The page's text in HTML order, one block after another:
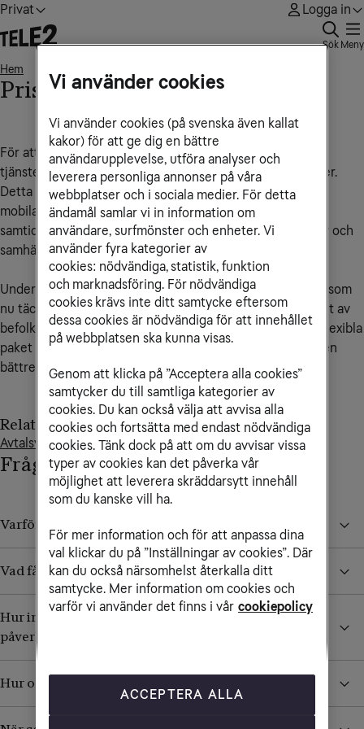
Privat Logga in
Sök Meny
Hem
Prisjustering
För att vi ska kunna fortsätta ge dig de bästa nät- och
tjänsteupplevelserna behöver vi årligen justera våra priser.
Detta gör det möjligt för oss att investera i våra fasta och
mobila nät, utveckla nya tjänster och förbättra servicen,
samtidigt som vi anpassar oss till förändringar i kostnader och
samhällsekonomi.
Under året har vi bland annat byggt ut vårt 5G-mobilnät, som
nu täcker 90 procent av Sveriges yta och når 99,9 procent av
befolkningen. Vi har även utökat vårt tv-utbud med fler flexibla
paket och mer innehåll, så att du får större valfrihet och en
bättre upplevelse av våra tjänster.
Relaterade artiklar
Avtalsvillkor, policys och blanketter
Frågor och svar
Varför justerar vi priset på våra tjänster?
Vad får jag som kund av prisjusteringen?
Hur investerar Tele2 i deras fasta och mobila nät som
påverkar mig som kund?
Hur och när får jag reda på om mitt pris förändras?
Vi använder cookies
Vi använder cookies (på svenska även kallat
kakor) för att ge dig en bättre
användarupplevelse, utföra analyser och
leverera personliga annonser på våra
webbplatser och i sociala medier. För detta
ändamål samlar vi in information om
användare, surfmönster och enheter. Vi
använder fyra kategorier av
cookies: nödvändiga, statistik, funktion
och marknadsföring. För nödvändiga
cookies krävs inte ditt samtycke eftersom
dessa cookies är nödvändiga för att innehållet
på webbplatsen ska kunna visas.
Genom att klicka på ”Acceptera alla cookies”
samtycker du till samtliga kategorier av
cookies. Du kan också välja att avvisa alla
cookies och fortsätta med endast nödvändiga
cookies. Tänk dock på att om du avvisar vissa
typer av cookies kan det påverka vår
möjlighet att leverera skräddarsytt innehåll
som du kanske vill ha.
För mer information och för att anpassa dina
val klickar du på ”Inställningar av cookies”. Där
kan du också närsomhelst återkalla ditt
samtycke. Mer information om cookies och
varför vi använder det finns i vår cookiepolicy
ACCEPTERA ALLA